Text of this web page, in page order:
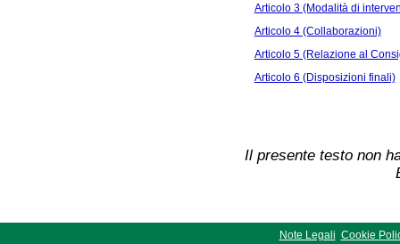
Articolo 3 (Modalità di
Articolo 4 (Collaborazioni)
Articolo 5 (Relazione al
Articolo 6 (Disposizioni finali)
Il presente testo non
Note Legali Cookie